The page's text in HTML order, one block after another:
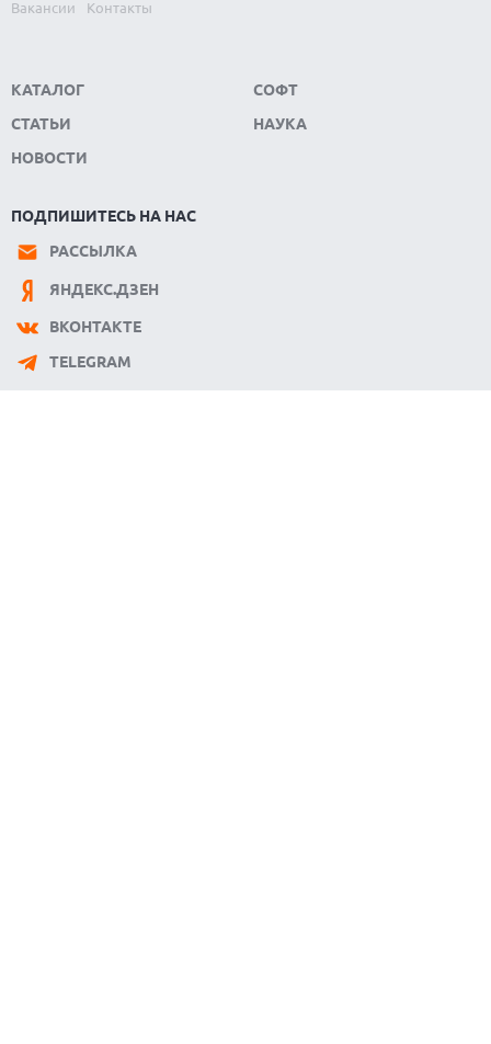
Вакансии Контакты
КАТАЛОГ
СТАТЬИ
НОВОСТИ
СОФТ
НАУКА
ПОДПИШИТЕСЬ НА НАС
РАССЫЛКА
ЯНДЕКС.ДЗЕН
ВКОНТАКТЕ
TELEGRAM